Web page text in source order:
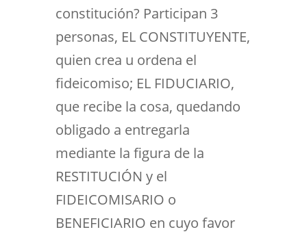
constitución? Participan 3
personas, EL CONSTITUYENTE,
quien crea u ordena el
fideicomiso; EL FIDUCIARIO,
que recibe la cosa, quedando
obligado a entregarla
mediante la figura de la
RESTITUCIÓN y el
FIDEICOMISARIO o
BENEFICIARIO en cuyo favor